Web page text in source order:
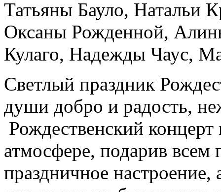
Татьяны Бауло, Натальи
Оксаны Рожденной,
Кулаго, Надежды Чаус,
Светлый праздник
души добро и радость,
Рождественский
атмосфере, подарив
праздничное настроение,